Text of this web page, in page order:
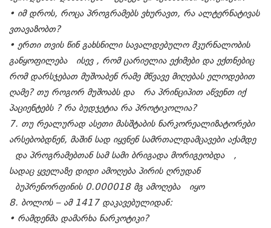
• იმ დროს, როცა პროგრამებს ვხურავთ, რა ალტერნატივას
ვთავაზობთ?
• ერთი თვის წინ გახსნილი სავალდებულო მკურნალობის
განყოფილება ისევ , რომ ცარიელია ექიმები და ექთნებიც
რომ დარსჯებათ მუშოაბენ რამე მწვავე მიღებას ელოდებით
ღამე? თუ როგორ მუშოაბს და რა პრინციპით აწვენთ იქ
პაციენტებს ? რა ბუდჯეტია რა პროტიკოლია?
7. თუ რეალურად ასეთი მასშტაბის ნარკორეალიზატორები
არსებობდნენ, მაშინ სად იყვნენ სამრთალდამცავები აქამდე
და პროგრამებთან სამ სამი ბრიგადა მორიგეობდა ,
სადაც ყველაზე დიდი ამოღება პირის ღრუდან
ბუპრენორფინის 0.000018 მგ ამოღება იყო
8. ბოლოს – ამ 1417 დაკავებულიდან:
• რამდენმა დამარხა ნარკოტიკი?